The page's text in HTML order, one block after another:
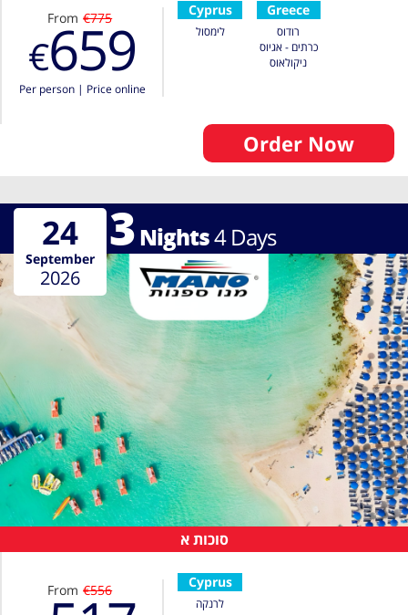
Cyprus
לימסול
Greece
רודוס
כרתים - אגיוס
ניקולאוס
From €775
€659
Per person| Price online
Order Now
3Nights4Days
סוכות א
24
September
2026
Cyprus
לרנקה
From €556